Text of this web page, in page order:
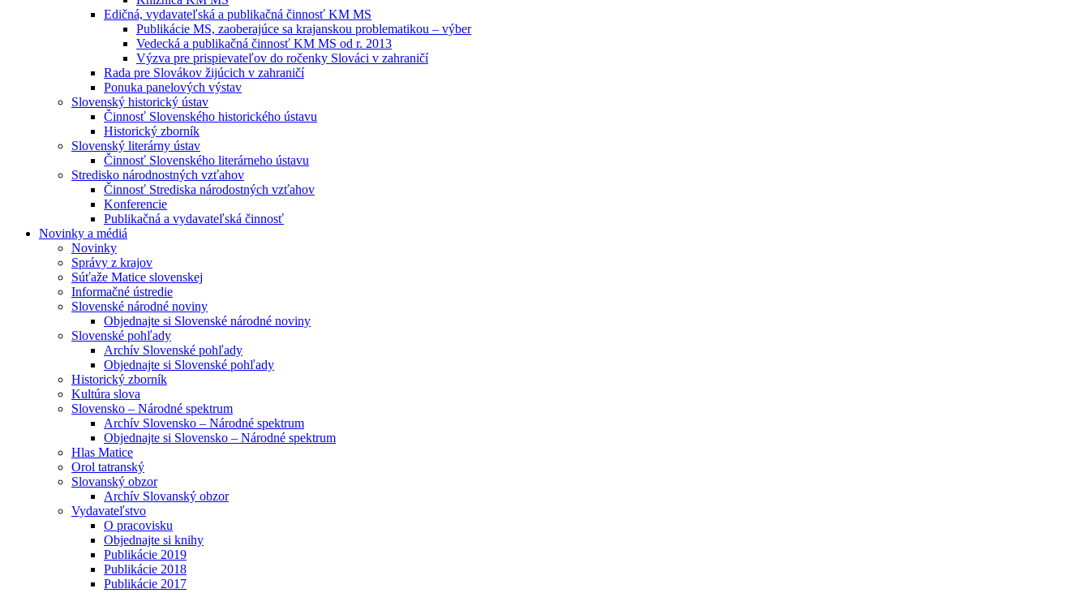
Edičná, vydavateľská a publikačná činnosť KM MS
Publikácie MS, zaoberajúce sa krajanskou problematikou – výber
Vedecká a publikačná činnosť KM MS od r. 2013
Výzva pre prispievateľov do ročenky Slováci v zahraničí
Rada pre Slovákov žijúcich v zahraničí
Ponuka panelových výstav
Slovenský historický ústav
Činnosť Slovenského historického ústavu
Historický zborník
Slovenský literárny ústav
Činnosť Slovenského literárneho ústavu
Stredisko národnostných vzťahov
Činnosť Strediska národostných vzťahov
Konferencie
Publikačná a vydavateľská činnosť
Novinky a médiá
Novinky
Správy z krajov
Súťaže Matice slovenskej
Informačné ústredie
Slovenské národné noviny
Objednajte si Slovenské národné noviny
Slovenské pohľady
Archív Slovenské pohľady
Objednajte si Slovenské pohľady
Historický zborník
Kultúra slova
Slovensko – Národné spektrum
Archív Slovensko – Národné spektrum
Objednajte si Slovensko – Národné spektrum
Hlas Matice
Orol tatranský
Slovanský obzor
Archív Slovanský obzor
Vydavateľstvo
O pracovisku
Objednajte si knihy
Publikácie 2019
Publikácie 2018
Publikácie 2017